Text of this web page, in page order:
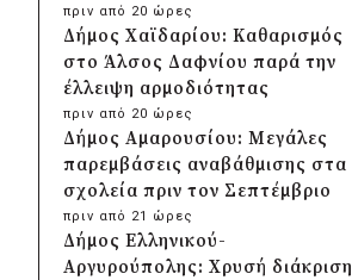
πριν από 20 ώρες
Δήμος Χαϊδαρίου: Καθαρισμός
στο Άλσος Δαφνίου παρά την
έλλειψη αρμοδιότητας
πριν από 20 ώρες
Δήμος Αμαρουσίου: Μεγάλες
παρεμβάσεις αναβάθμισης στα
σχολεία πριν τον Σεπτέμβριο
πριν από 21 ώρες
Δήμος Ελληνικού-
Αργυρούπολης: Χρυσή διάκριση